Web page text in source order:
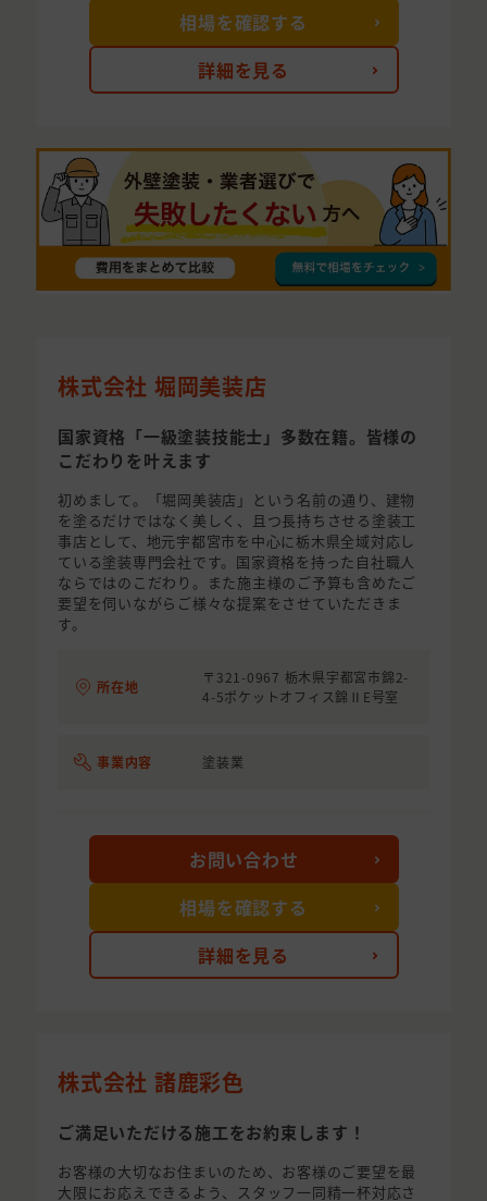
詳細を見る
相場を確認する
株式会社 堀岡美装店
国家資格「一級塗装技能士」多数在籍。皆様の
こだわりを叶えます
初めまして。「堀岡美装店」という名前の通り、建物
を塗るだけではなく美しく、且つ長持ちさせる塗装工
事店として、地元宇都宮市を中心に栃木県全域対応し
ている塗装専門会社です。国家資格を持った自社職人
ならではのこだわり。また施主様のご予算も含めたご
要望を伺いながらご様々な提案をさせていただきま
す。
所在地
〒321-0967 栃木県宇都宮市錦2-
4-5ポケットオフィス錦ⅡE号室
事業内容 塗装業
詳細を見る
お問い合わせ
相場を確認する
株式会社 諸鹿彩色
ご満足いただける施工をお約束します！
お客様の大切なお住まいのため、お客様のご要望を最
大限にお応えできるよう、スタッフ一同精一杯対応さ